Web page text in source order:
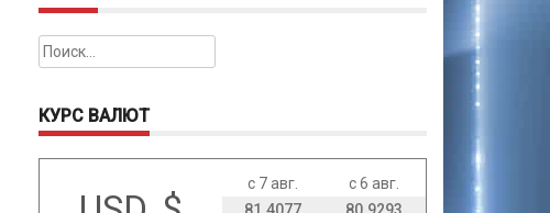
Найти:
КУРС ВАЛЮТ
с 7 авг.
с 6 авг.